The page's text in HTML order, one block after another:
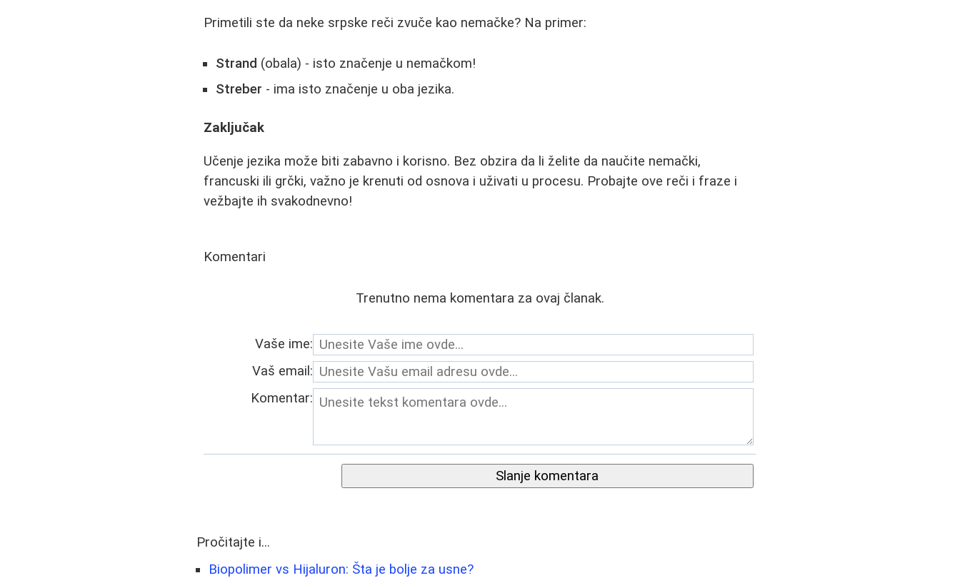
Primetili ste da neke srpske reči zvuče kao nemačke? Na primer:
Strand (obala) - isto značenje u nemačkom!
Streber - ima isto značenje u oba jezika.
Zaključak
Učenje jezika može biti zabavno i korisno. Bez obzira da li želite da naučite nemački,
francuski ili grčki, važno je krenuti od osnova i uživati u procesu. Probajte ove reči i fraze i
vežbajte ih svakodnevno!
Komentari
Trenutno nema komentara za ovaj članak.
Vaše ime:
Vaš email:
Komentar:
Slanje komentara
Pročitajte i...
Biopolimer vs Hijaluron: Šta je bolje za usne?